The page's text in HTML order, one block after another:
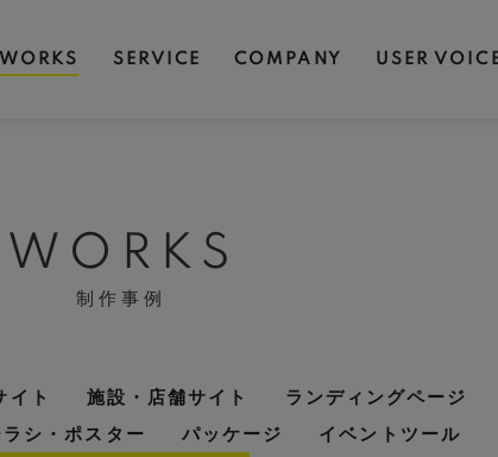
WORKS SERVICE COMPANY USER
WORKS
制作事例
イト 施設・店舗サイト ランディングページ
シ・ポスター パッケージ イベントツール